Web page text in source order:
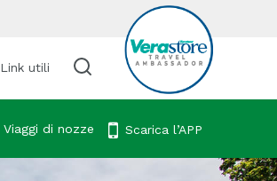
Link utili Cerca viaggio
Viaggi di nozze Scarica l’APP